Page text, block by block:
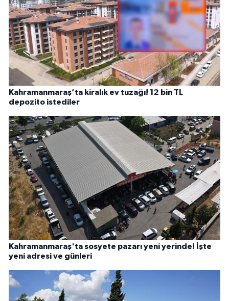
Kahramanmaraş’ta kiralık ev tuzağı! 12 bin TL
depozito istediler
Kahramanmaraş'ta sosyete pazarı yeni yerinde! İşte
yeni adresi ve günleri